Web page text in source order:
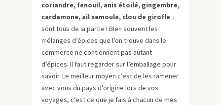
coriandre, fenouil, anis étoilé, gingembre,
cardamone, ail semoule, clou de girofle…
sont tous de la partie ! Bien souvent les
mélanges d’épices que l’on trouve dans le
commerce ne contiennent pas autant
d’épices. Il faut regarder sur l’emballage pour
savoir. Le meilleur moyen c’est de les ramener
avec vous du pays d’origine lors de vos
voyages, c’est ce que je fais à chacun de mes